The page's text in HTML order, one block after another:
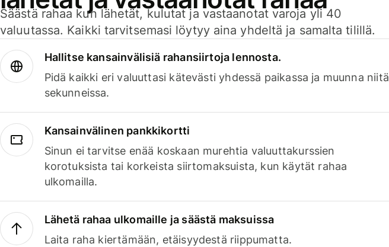
Säästä rahaa kun lähetät, kulutat ja vastaanotat varoja yli 40
valuutassa. Kaikki tarvitsemasi löytyy aina yhdeltä ja samalta tilillä.
Hallitse kansainvälisiä rahansiirtoja lennosta.
Pidä kaikki eri valuuttasi kätevästi yhdessä paikassa ja muunna niitä
sekunneissa.
Kansainvälinen pankkikortti
Sinun ei tarvitse enää koskaan murehtia valuuttakurssien
korotuksista tai korkeista siirtomaksuista, kun käytät rahaa
ulkomailla.
Lähetä rahaa ulkomaille ja säästä maksuissa
Laita raha kiertämään, etäisyydestä riippumatta.